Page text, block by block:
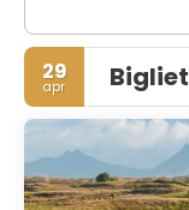
29
apr